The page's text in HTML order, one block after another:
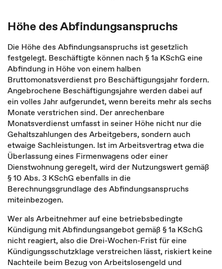
Höhe des Abfindungsanspruchs
Die Höhe des Abfindungsanspruchs ist gesetzlich
festgelegt. Beschäftigte können nach § 1a KSchG eine
Abfindung in Höhe von einem halben
Bruttomonatsverdienst pro Beschäftigungsjahr fordern.
Angebrochene Beschäftigungsjahre werden dabei auf
ein volles Jahr aufgerundet, wenn bereits mehr als sechs
Monate verstrichen sind. Der anrechenbare
Monatsverdienst umfasst in seiner Höhe nicht nur die
Gehaltszahlungen des Arbeitgebers, sondern auch
etwaige Sachleistungen. Ist im Arbeitsvertrag etwa die
Überlassung eines Firmenwagens oder einer
Dienstwohnung geregelt, wird der Nutzungswert gemäß
§ 10 Abs. 3 KSchG ebenfalls in die
Berechnungsgrundlage des Abfindungsanspruchs
miteinbezogen.
Wer als Arbeitnehmer auf eine betriebsbedingte
Kündigung mit Abfindungsangebot gemäß § 1a KSchG
nicht reagiert, also die Drei-Wochen-Frist für eine
Kündigungsschutzklage verstreichen lässt, riskiert keine
Nachteile beim Bezug von Arbeitslosengeld und